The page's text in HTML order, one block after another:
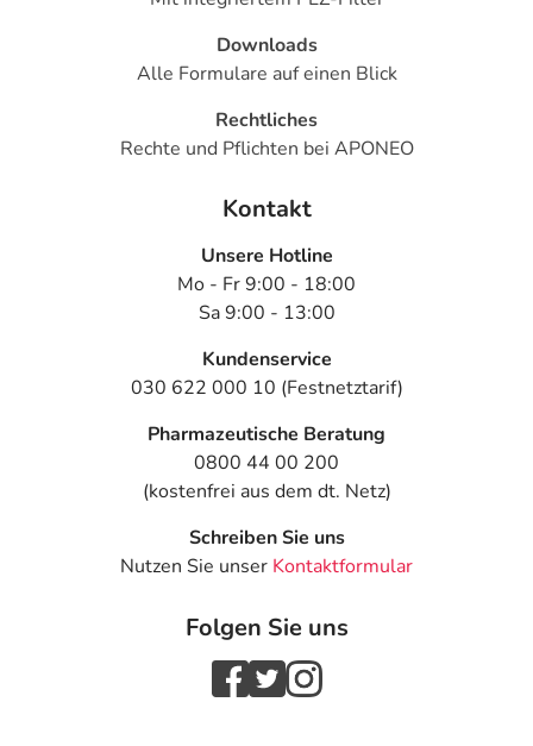
Downloads
Alle Formulare auf einen Blick
Rechtliches
Rechte und Pflichten bei APONEO
Kontakt
Unsere Hotline
Mo - Fr 9:00 - 18:00
Sa 9:00 - 13:00
Kundenservice
030 622 000 10 (Festnetztarif)
Pharmazeutische Beratung
0800 44 00 200
(kostenfrei aus dem dt. Netz)
Schreiben Sie uns
Nutzen Sie unser Kontaktformular
Folgen Sie uns